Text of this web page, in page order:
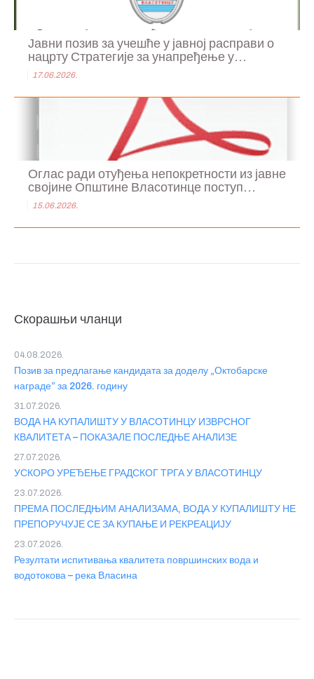
Јавни позив за учешће у јавној расправи о
нацрту Стратегије за унапређење у...
17.06.2026.
Оглас ради отуђења непокретности из јавне
својине Општине Власотинце поступ...
15.06.2026.
Скорашњи чланци
Позив за предлагање кандидата за доделу „Октобарске
награде” за 2026. годину
04.08.2026.
ВОДА НА КУПАЛИШТУ У ВЛАСОТИНЦУ ИЗВРСНОГ
КВАЛИТЕТА – ПОКАЗАЛЕ ПОСЛЕДЊЕ АНАЛИЗЕ
31.07.2026.
УСКОРО УРЕЂЕЊЕ ГРАДСКОГ ТРГА У ВЛАСОТИНЦУ
27.07.2026.
ПРЕМА ПОСЛЕДЊИМ АНАЛИЗАМА, ВОДА У КУПАЛИШТУ НЕ
ПРЕПОРУЧУЈЕ СЕ ЗА КУПАЊЕ И РЕКРЕАЦИЈУ
23.07.2026.
Резултати испитивања квалитета површинских вода и
водотокова – река Власина
23.07.2026.